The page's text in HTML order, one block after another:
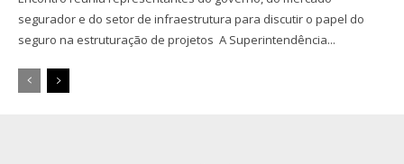
segurador e do setor de infraestrutura para discutir o papel do
seguro na estruturação de projetos A Superintendência...